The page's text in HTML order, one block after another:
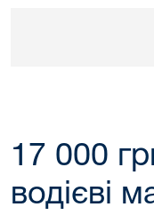
17 000
водієві